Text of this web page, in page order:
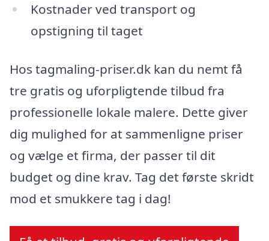
Kostnader ved transport og
opstigning til taget
Hos tagmaling-priser.dk kan du nemt få
tre gratis og uforpligtende tilbud fra
professionelle lokale malere. Dette giver
dig mulighed for at sammenligne priser
og vælge et firma, der passer til dit
budget og dine krav. Tag det første skridt
mod et smukkere tag i dag!